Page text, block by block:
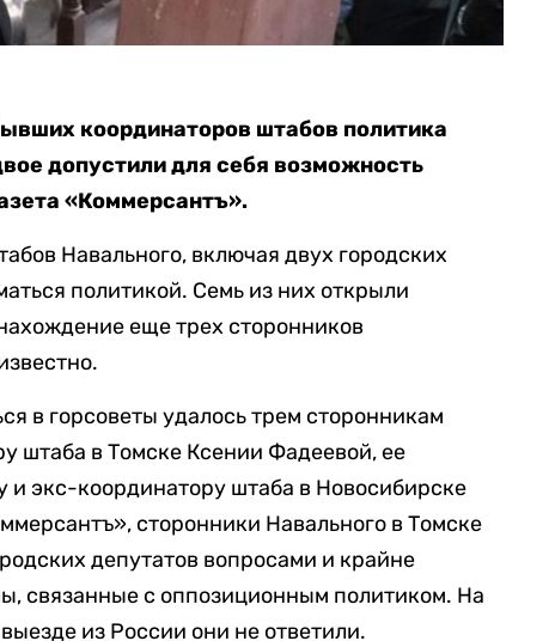
координаторов штабов политика
допустили для себя возможность
«Коммерсантъ».
Навального, включая двух городских
политикой. Семь из них открыли
еще трех сторонников
в горсоветы удалось трем сторонникам
штаба в Томске Ксении Фадеевой, ее
экс-координатору штаба в Новосибирске
сторонники Навального в Томске
депутатов вопросами и крайне
связанные с оппозиционным политиком. На
из России они не ответили.